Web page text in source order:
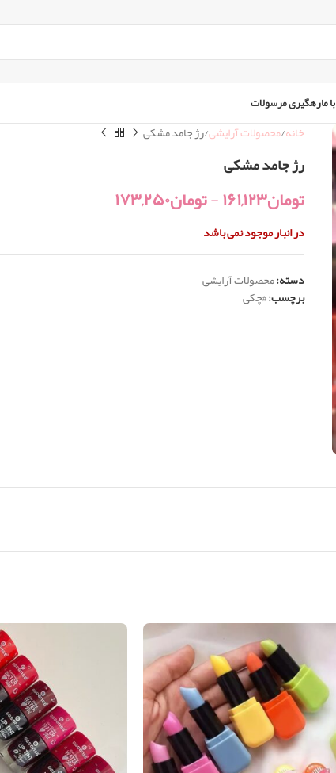
مارهگیری مرسولات
خانه محصولات آرایشی رژ جامد مشکی
رژ جامد مشکی
تومان۱۶۱,۱۲۳-تومان۱۷۳,۲۵۰
در انبار موجود نمی باشد
دسته:محصولات آرایشی
برچسب:#چکی